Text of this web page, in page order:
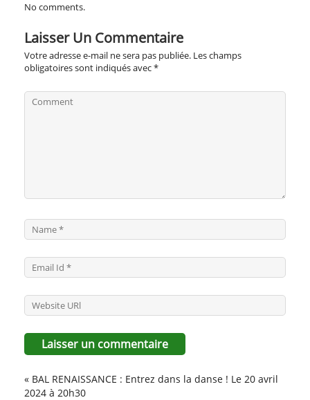
No comments.
Laisser Un Commentaire
Votre adresse e-mail ne sera pas publiée. Les champs
obligatoires sont indiqués avec*
« BAL RENAISSANCE : Entrez dans la danse ! Le 20 avril
2024 à 20h30